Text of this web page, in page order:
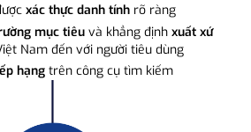
xác thực danh tính rõ ràng
mục tiêuvà khẳng định xuất xứ
Nam đến với người tiêu dùng
hạng trên công cụ tìm kiếm